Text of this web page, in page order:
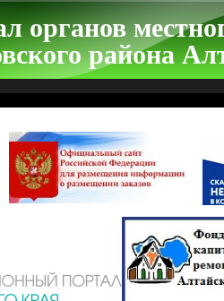
органов
района